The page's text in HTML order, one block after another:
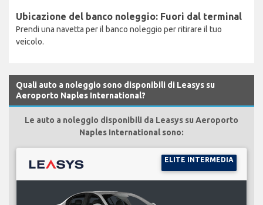
Ubicazione del banco noleggio: Fuori dal terminal
Prendi una navetta per il banco noleggio per ritirare il tuo
veicolo.
Quali auto a noleggio sono disponibili di Leasys su
Aeroporto Naples International?
Le auto a noleggio disponibili da Leasys su Aeroporto
Naples International sono:
ELITE INTERMEDIA